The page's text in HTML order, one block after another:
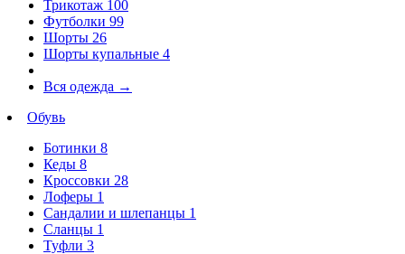
Трикотаж 100
Футболки 99
Шорты 26
Шорты купальные 4
Вся одежда →
Обувь
Ботинки 8
Кеды 8
Кроссовки 28
Лоферы 1
Сандалии и шлепанцы 1
Сланцы 1
Туфли 3